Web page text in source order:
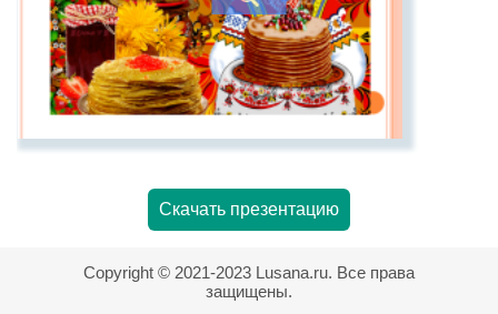
Скачать презентацию
Copyright © 2021-2023 Lusana.ru. Все права
защищены.